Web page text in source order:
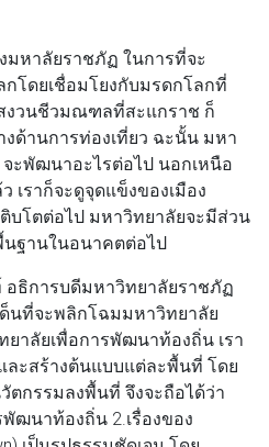
หาลัยราชภัฏ ในการที่จะ
โดยเชื่อมโยงกับมรดกโลกที่
งวนชีวมณฑลที่สะแกราช ก็
งด้านการท่องเที่ยว ฉะนั้น มหา
ะพัฒนาอะไรต่อไป นอกเหนือ
เราก็จะดูจุดแข็งของเมือง
บโตต่อไป มหาวิทยาลัยจะมีส่วน
นฐานในอนาคตต่อไป
อธิการบดีมหาวิทยาลัยราชภัฏ
นที่จะพลิกโฉมมหาวิทยาลัย
ยาลัยเพื่อการพัฒนาท้องถิ่น เรา
ะสร้างต้นแบบแต่ละพื้นที่ โดย
กรรมลงพื้นที่ จึงจะถือได้ว่า
พัฒนาท้องถิ่น 2.เรื่องของ